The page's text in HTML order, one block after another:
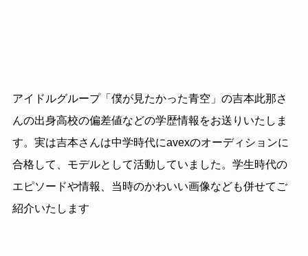
アイドルグループ「僕が見たかった青空」の吉本此那さ
んの出身高校の偏差値などの学歴情報をお送りいたしま
す。実は吉本さんは中学時代にavexのオーディションに
合格して、モデルとして活動していました。学生時代の
エピソードや情報、当時のかわいい画像なども併せてご
紹介いたします